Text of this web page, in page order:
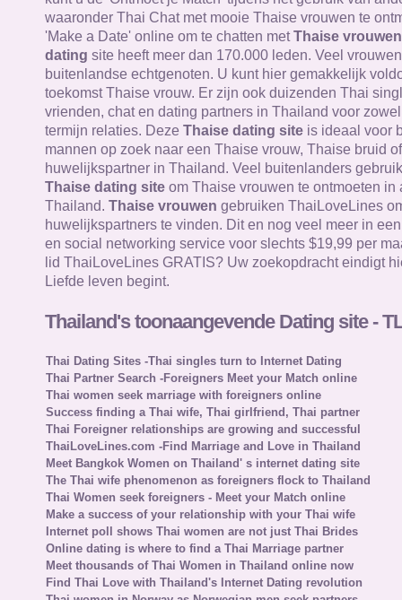
waaronder Thai Chat met mooie Thaise vrouwen te
'Make a Date' online om te chatten metThaise vrouwen
dating site heeft meer dan 170.000 leden. Veel
buitenlandse echtgenoten. U kunt hier gemakkelijk
toekomst Thaise vrouw. Er zijn ook duizenden Thai
vrienden, chat en dating partners in Thailand voor
termijn relaties. Deze Thaise dating siteis ideaal voor
mannen op zoek naar een Thaise vrouw, Thaise bruid
huwelijkspartner in Thailand. Veel buitenlanders
Thaise dating siteom Thaise vrouwen te ontmoeten in
Thailand. Thaise vrouwen gebruiken ThaiLoveLines
huwelijkspartners te vinden. Dit en nog veel meer in
en social networking service voor slechts $19,99 per
lid ThaiLoveLines GRATIS? Uw zoekopdracht eindigt
Liefde leven begint.
Thailand's toonaangevende Dating site -
Thai Dating Sites -Thai singles turn to Internet Dating
Thai Partner Search -Foreigners Meet your Match online
Thai women seek marriage with foreigners online
Success finding a Thai wife, Thai girlfriend, Thai partner
Thai Foreigner relationships are growing and successful
ThaiLoveLines.com -Find Marriage and Love in Thailand
Meet Bangkok Women on Thailand' s internet dating site
The Thai wife phenomenon as foreigners flock to Thailand
Thai Women seek foreigners - Meet your Match online
Make a success of your relationship with your Thai wife
Internet poll shows Thai women are not just Thai Brides
Online dating is where to find a Thai Marriage partner
Meet thousands of Thai Women in Thailand online now
Find Thai Love with Thailand's Internet Dating revolution